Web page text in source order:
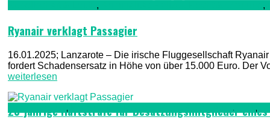
, ,
Ryanair verklagt Passagier
16.01.2025; Lanzarote – Die irische Fluggesellschaft
fordert Schadensersatz in Höhe von über 15.000 Euro. Der
weiterlesen
, , ,
23-jährige Haftstrafe für Besatzungsmitglieder